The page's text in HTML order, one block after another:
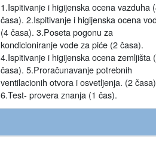
1.Ispitivanje i higijenska ocena vazduha
časa). 2.Ispitivanje i higijenska ocena
(4 časa). 3.Poseta pogonu za
kondicioniranje vode za piće (2 časa).
4.Ispitivanje i higijenska ocena zemljišta
časa). 5.Proračunavanje potrebnih
ventilacionih otvora i osvetljenja. (2 časa)
6.Test- provera znanja (1 čas).